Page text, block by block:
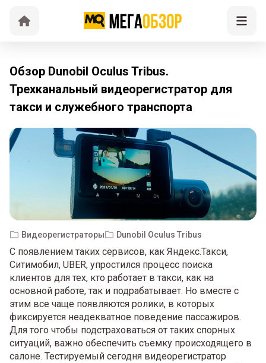
Обзор Dunobil Oculus Tribus.
Трехканальный видеорегистратор для
такси и служебного транспорта
Видеорегистраторы Dunobil Oculus Tribus
С появлением таких сервисов, как Яндекс.Такси,
Ситимобил, UBER, упростился процесс поиска
клиентов для тех, кто работает в такси, как на
основной работе, так и подрабатывает. Но вместе с
этим все чаще появляются ролики, в которых
фиксируется неадекватное поведение пассажиров.
Для того чтобы подстраховаться от таких спорных
ситуаций, важно обеспечить съемку происходящего в
салоне. Тестируемый сегодня видеорегистратор